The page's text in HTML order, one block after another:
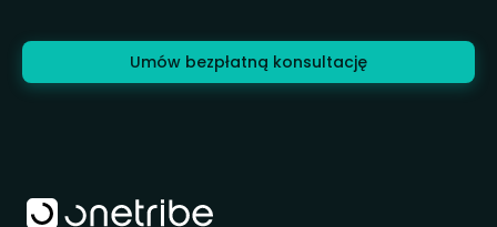
Umów bezpłatną konsultację